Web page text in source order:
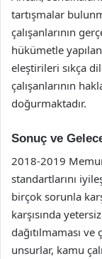
tartışmalar
çalışanlarının
hükümetle
eleştirileri sıkça
çalışanlarının
doğurmaktadır.
Sonuç ve
2018-2019
standartlarını
birçok sorunla
karşısında
dağıtılmaması
unsurlar, kamu